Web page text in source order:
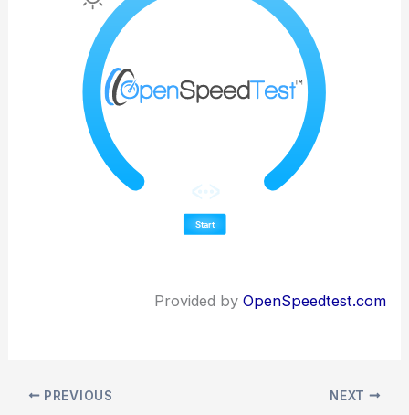
Provided by OpenSpeedtest.com
PREVIOUS NEXT